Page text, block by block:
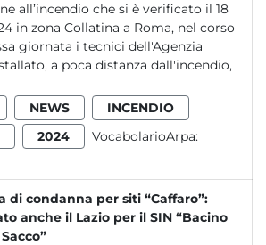
all’incendio che si è verificato il 18
in zona Collatina a Roma, nel corso
giornata i tecnici dell'Agenzia
a poca distanza dall'incendio,
NEWS
INCENDIO
2024
VocabolarioArpa:
di condanna per siti “Caffaro”:
anche il Lazio per il SIN “Bacino